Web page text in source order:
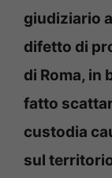
giudiziario
difetto di
di Roma, in
fatto
custodia
sul